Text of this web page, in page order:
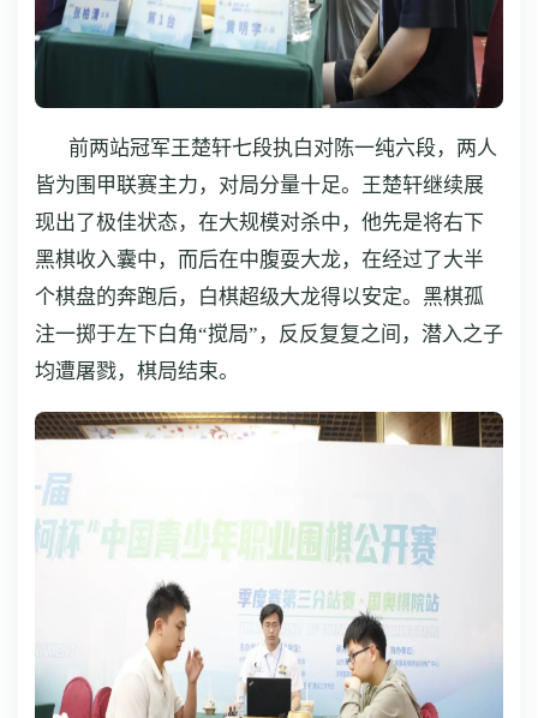
前两站冠军王楚轩七段执白对陈一纯六段，两人
皆为围甲联赛主力，对局分量十足。王楚轩继续展
现出了极佳状态，在大规模对杀中，他先是将右下
黑棋收入囊中，而后在中腹耍大龙，在经过了大半
个棋盘的奔跑后，白棋超级大龙得以安定。黑棋孤
注一掷于左下白角“搅局”，反反复复之间，潜入之子
均遭屠戮，棋局结束。